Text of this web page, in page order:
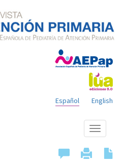
English
Español
Mostrar
menú